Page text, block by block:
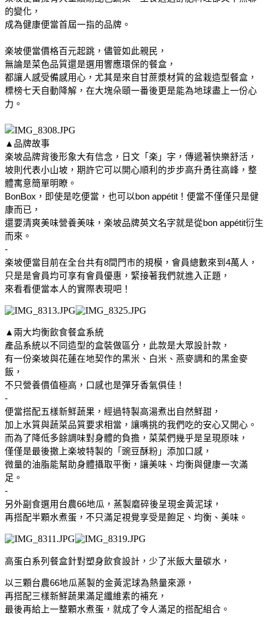
的變化，
成為健康便當首屆一指的品牌。
楽坡便當價格百元起跳，儘管如此親民，
無論是菜色品質還是選用響應環保的餐盒，
都讓人感受備感用心，尤其是來自甘蔗漿材質的盆栽造型餐盒，
標榜七天自動降解，在大塊朵頤一番後更是能為地球盡上一份心
力。
▲品牌故事
楽坡品牌背後形象大有信念，日文「楽」字，傳遞著快樂舒活，
坡則代表小山坡，期許它可以開心順利的步步高升勇往高峰，整
體寓意簡單明瞭。
BonBox，即使是吃便當，也可以bon appétit！便當不僅僅只是健
康而已，
還要清爽美味營養美味，楽坡品牌英文名字就是從bon appétit衍生
而來。
-
楽坡便當目前在全台共有8間門市的規模，會員總數來到4萬人，
只是是會員均可享有會員優惠，緊接著我們就進入正題，
來看看便當本人的實際表現吧！
▲兩大均衡飲食餐盒系統
產品系統以不同造型的盒裝做區分，此款是大眾設計款，
有一份楽坡與花蓮在地契作的黑米、白米、燕麥調和的黑金麥
飯，
不只營養價值極高，口感也是彈牙香氣俱佳！
-
便當搭配五樣新鮮蔬果，經過特製高湯煮出自然鮮甜，
加上水質與蔬菜品質要求相當，讓嘴挑的我們吃的安心又開心。
而為了降低多餘調味對身體的負擔，菜菜們幾乎是呈現原味，
僅僅是最後撒上楽坡特製的「豌豆酥粉」添加口感，
微量的油脂能幫助身體攝取平衡，讓美味、均衡與健康一次滿
足。
-
另外副食選用台農66地瓜，蒸製磨碎後呈現金黃泥球，
再搭配半顆水煮蛋，不只滿足視覺享受是飽足、均衡、美味。
高蛋白系列餐盒針對塑身飲食設計，少了米飯大量碳水，
以三顆台農66地瓜蒸製的金黃泥球為熱量來源，
再搭配三樣新鮮蔬果滿足纖維素的補充，
最後再給上一整顆水煮蛋，就成了令人滿足的搭配組合。